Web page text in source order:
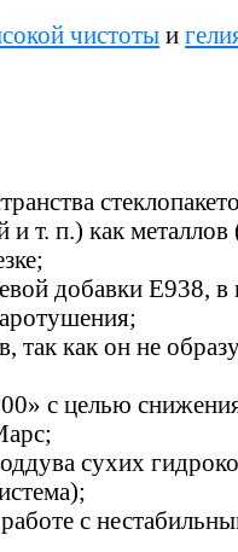
чистоты и
т. п.) как
добавки E938, в
так как он не
с целью
сухих
с